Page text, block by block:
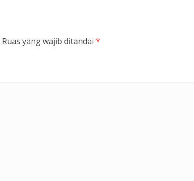
Ruas yang wajib ditandai *